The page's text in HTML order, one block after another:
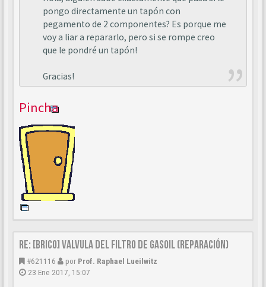
pongo directamente un tapón con
pegamento de 2 componentes? Es porque me
voy a liar a repararlo, pero si se rompe creo
que le pondré un tapón!
Gracias!
Pincha
Re: [BRICO] Valvula del filtro de gasoil (reparación)
#621116 por Prof. Raphael Lueilwitz
23 Ene 2017, 15:07